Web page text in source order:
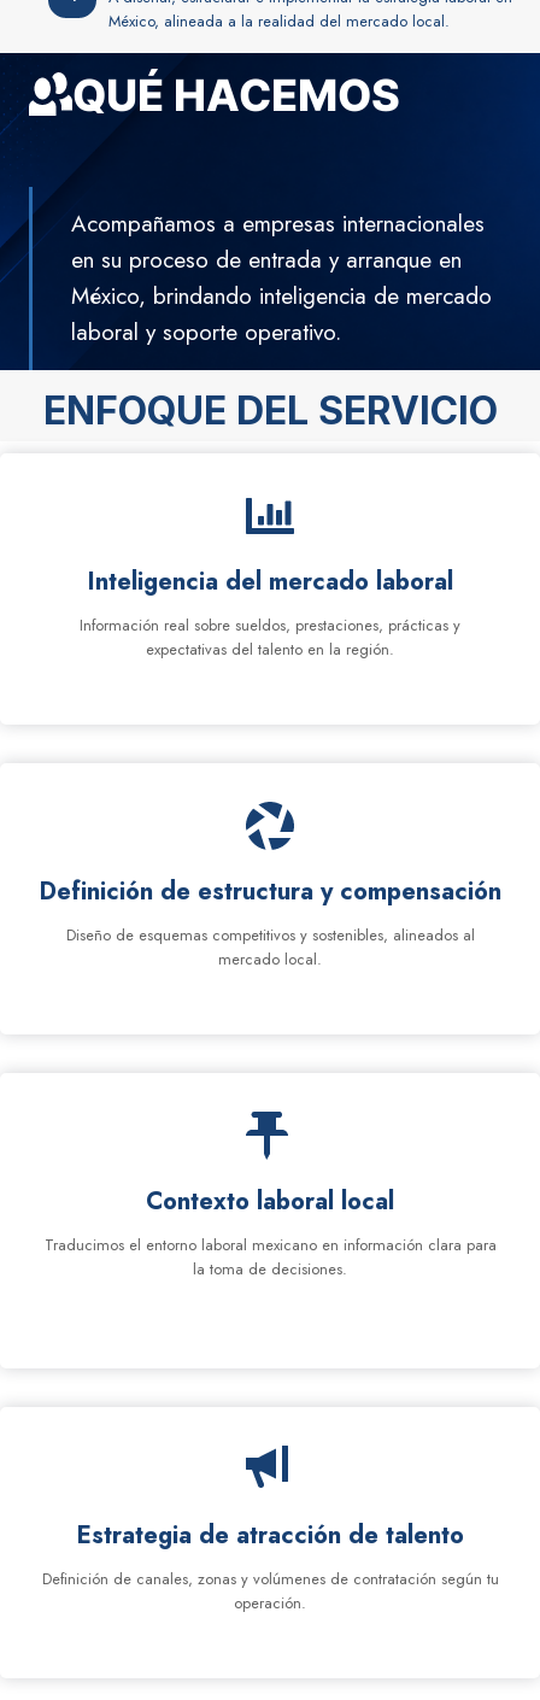
México, alineada a la realidad del mercado local.
QUÉ HACEMOS
Acompañamos a empresas internacionales
en su proceso de entrada y arranque en
México, brindando inteligencia de mercado
laboral y soporte operativo.
ENFOQUE DEL SERVICIO
Inteligencia del mercado laboral
Información real sobre sueldos, prestaciones, prácticas y
expectativas del talento en la región.
Definición de estructura y compensación
Diseño de esquemas competitivos y sostenibles, alineados al
mercado local.
Contexto laboral local
Traducimos el entorno laboral mexicano en información clara para
la toma de decisiones.
Estrategia de atracción de talento
Definición de canales, zonas y volúmenes de contratación según tu
operación.